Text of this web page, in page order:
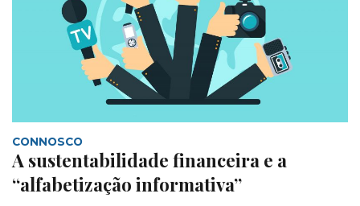
CONNOSCO
A sustentabilidade financeira e a
“alfabetização informativa”